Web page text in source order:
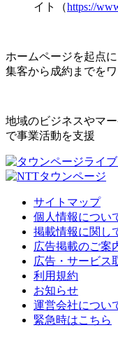
イト（https://
ホームページを起点に
集客から成約までを
地域のビジネスやマ
で事業活動を支援
サイトマップ
個人情報につい
掲載情報に関し
広告掲載のご案
広告・サービス
利用規約
お知らせ
運営会社につい
緊急時はこちら